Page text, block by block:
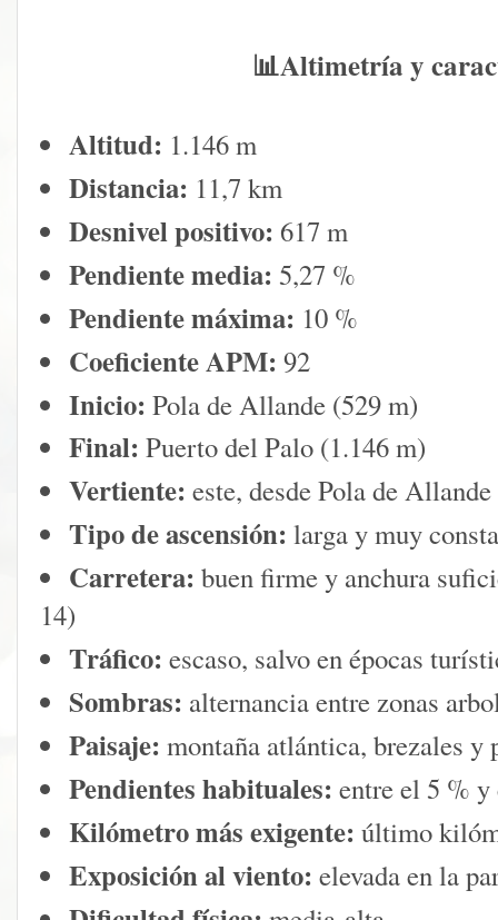
📊Altimetría y
Altitud: 1.146 m
Distancia: 11,7 km
Desnivel positivo: 617 m
Pendiente media: 5,27 %
Pendiente máxima: 10 %
Coeficiente APM: 92
Inicio: Pola de Allande (529 m)
Final: Puerto del Palo (1.146 m)
Vertiente: este, desde Pola de Allande
Tipo de ascensión: larga y muy
Carretera: buen firme y anchura
14)
Tráfico: escaso, salvo en épocas
Sombras: alternancia entre zonas
Paisaje: montaña atlántica, brezales y
Pendientes habituales: entre el 5 %
Kilómetro más exigente: último
Exposición al viento: elevada en la